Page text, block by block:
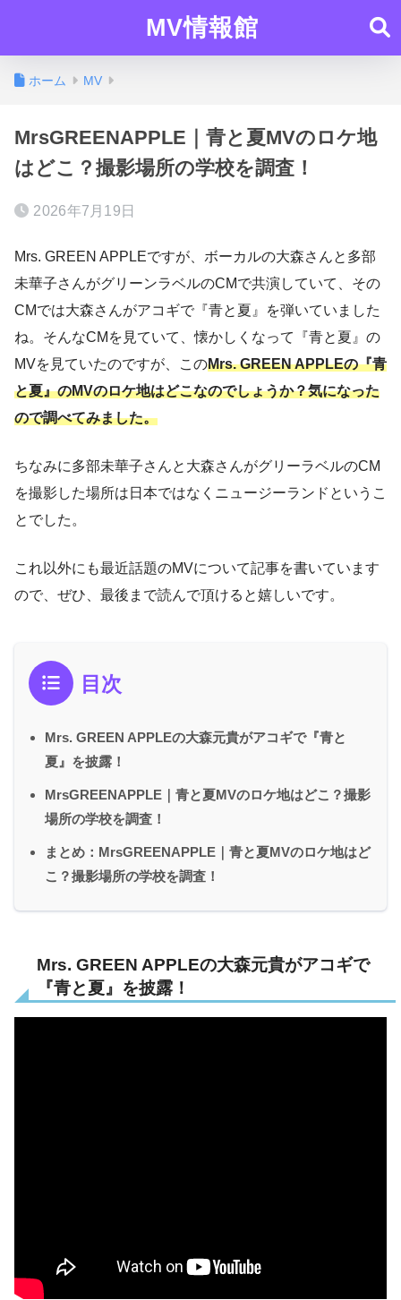
MV情報館
ホーム MV
MrsGREENAPPLE｜青と夏MVのロケ地
はどこ？撮影場所の学校を調査！
2026年7月19日
Mrs. GREEN APPLEですが、ボーカルの大森さんと多部
未華子さんがグリーンラベルのCMで共演していて、その
CMでは大森さんがアコギで『青と夏』を弾いていました
ね。そんなCMを見ていて、懐かしくなって『青と夏』の
MVを見ていたのですが、このMrs. GREEN APPLEの『青
と夏』のMVのロケ地はどこなのでしょうか？気になった
ので調べてみました。
ちなみに多部未華子さんと大森さんがグリーラベルのCM
を撮影した場所は日本ではなくニュージーランドというこ
とでした。
これ以外にも最近話題のMVについて記事を書いています
ので、ぜひ、最後まで読んで頂けると嬉しいです。
目次
Mrs. GREEN APPLEの大森元貴がアコギで『青と
夏』を披露！
MrsGREENAPPLE｜青と夏MVのロケ地はどこ？撮影
場所の学校を調査！
まとめ：MrsGREENAPPLE｜青と夏MVのロケ地はど
こ？撮影場所の学校を調査！
Mrs. GREEN APPLEの大森元貴がアコギで
『青と夏』を披露！